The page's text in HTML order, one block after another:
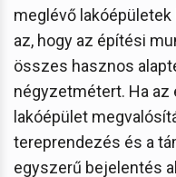
meglévő
az, hogy az építési
összes hasznos
négyzetmétert. Ha
lakóépület
tereprendezés és a
egyszerű bejelentés